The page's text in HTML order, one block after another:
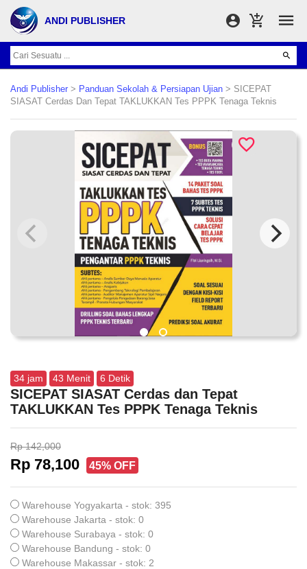
ANDI PUBLISHER
Andi Publisher > Panduan Sekolah & Persiapan Ujian > SICEPAT
SIASAT Cerdas Dan Tepat TAKLUKKAN Tes PPPK Tenaga Teknis
34 jam 43 Menit 6 Detik
SICEPAT SIASAT Cerdas dan Tepat
TAKLUKKAN Tes PPPK Tenaga Teknis
Rp 142,000
Rp 78,100 45% OFF
Warehouse Yogyakarta - stok: 395
Warehouse Jakarta - stok: 0
Warehouse Surabaya - stok: 0
Warehouse Bandung - stok: 0
Warehouse Makassar - stok: 2